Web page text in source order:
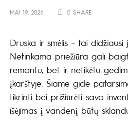
MAI 19, 2026 0 SHARE
Druska ir smėlis – tai didžiausi
Netinkama priežiūra gali
remontu, bet ir netikėtu
įkarštyje. Šiame gide
tikrinti bei prižiūrėti savo
išėjimas į vandenį būtų